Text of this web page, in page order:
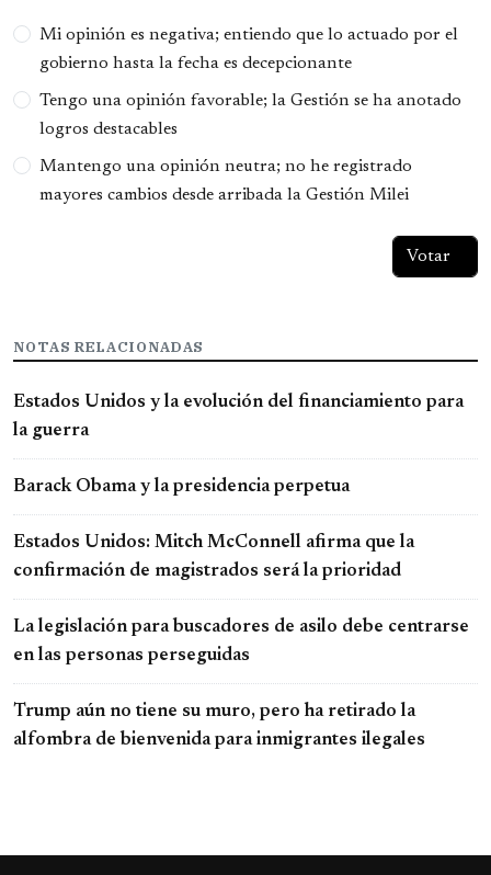
Opciones
Mi opinión es negativa; entiendo que lo actuado por el
gobierno hasta la fecha es decepcionante
Tengo una opinión favorable; la Gestión se ha anotado
logros destacables
Mantengo una opinión neutra; no he registrado
mayores cambios desde arribada la Gestión Milei
NOTAS RELACIONADAS
Estados Unidos y la evolución del financiamiento para
la guerra
Barack Obama y la presidencia perpetua
Estados Unidos: Mitch McConnell afirma que la
confirmación de magistrados será la prioridad
La legislación para buscadores de asilo debe centrarse
en las personas perseguidas
Trump aún no tiene su muro, pero ha retirado la
alfombra de bienvenida para inmigrantes ilegales